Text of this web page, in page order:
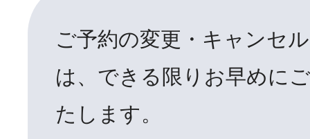
ご予約の変更・キャンセ
は、できる限りお早めに
たします。